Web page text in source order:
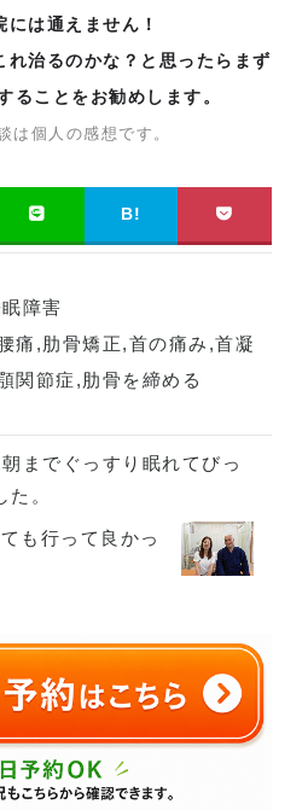
は通えません！
れ治るのかな？と思ったらまず
ることをお勧めします。
個人の感想です。
B!
障害
痛 , 肋骨矯正,首の痛み ,首凝
関節症 , 肋骨を締める
までぐっすり眠れてびっ
た。
も行って良かっ